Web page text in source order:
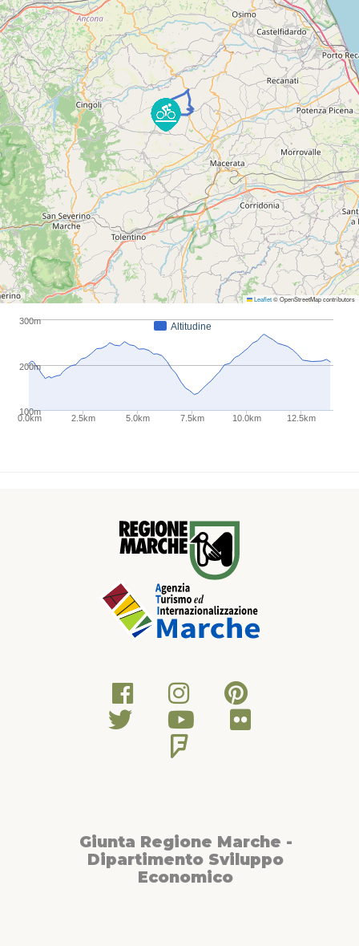
Leaflet© OpenStreetMap contributors
Altitudine
0.0km 2.5km 5.0km 7.5km 10.0km 12.5km
100m
200m
300m
Giunta Regione Marche -
Dipartimento Sviluppo
Economico